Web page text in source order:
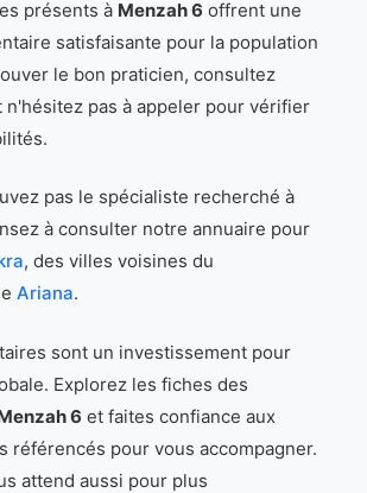
présents à Menzah 6 offrent une
satisfaisante pour la population
le bon praticien, consultez
n'hésitez pas à appeler pour vérifier
pas le spécialiste recherché à
à consulter notre annuaire pour
, des villes voisines du
Ariana.
sont un investissement pour
Explorez les fiches des
6 et faites confiance aux
référencés pour vous accompagner.
attend aussi pour plus